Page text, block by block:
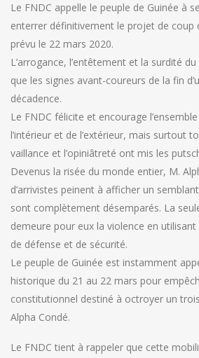
Le FNDC appelle le peuple de Guinée à
enterrer définitivement le projet de coup
prévu le 22 mars 2020.
L’arrogance, l’entêtement et la surdité
que les signes avant-coureurs de la fin
décadence.
Le FNDC félicite et encourage
l’intérieur et de l’extérieur, mais surtout
vaillance et l’opiniâtreté ont mis les
Devenus la risée du monde entier, M.
d’arrivistes peinent à afficher un
sont complètement désemparés. La
demeure pour eux la violence en
de défense et de sécurité.
Le peuple de Guinée est instamment
historique du 21 au 22 mars pour
constitutionnel destiné à octroyer un
Alpha Condé.
Le FNDC tient à rappeler que cette